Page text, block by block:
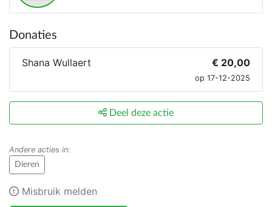
Donaties
Shana Wullaert € 20,00
op 17-12-2025
Deel deze actie
Andere acties in:
Dieren
Misbruik melden